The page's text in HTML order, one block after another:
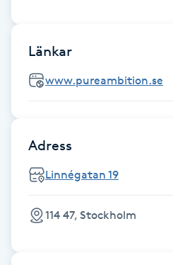
Gravidyoga
Gruppträning
Hatha Yoga
Headspa
Länkar
www.pureambition.se
Adress
Linnégatan 19
114 47, Stockholm